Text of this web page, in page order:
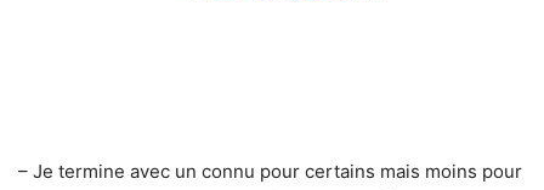
– Je termine avec un connu pour certains mais moins pour